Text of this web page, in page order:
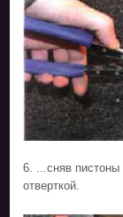
6. ...сняв
отверткой.